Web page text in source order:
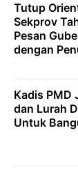
Tutup
Sekprov
Pesan
dengan
Kadis PMD
dan Lurah
Untuk